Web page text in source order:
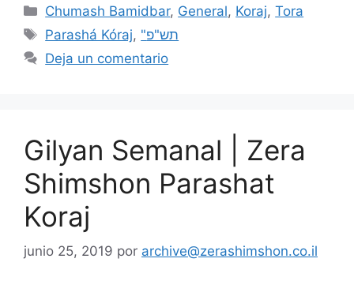
Chumash Bamidbar, General, Koraj,Tora
Parashá Kóraj,
"תש"פ
Deja un comentario
Gilyan Semanal | Zera
Shimshon Parashat
Koraj
junio 25, 2019 por archive@zerashimshon.co.il